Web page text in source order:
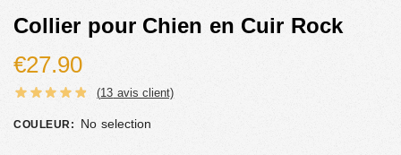
Collier pour Chien en Cuir Rock
€27.90
(13 avis client)
COULEUR: No selection